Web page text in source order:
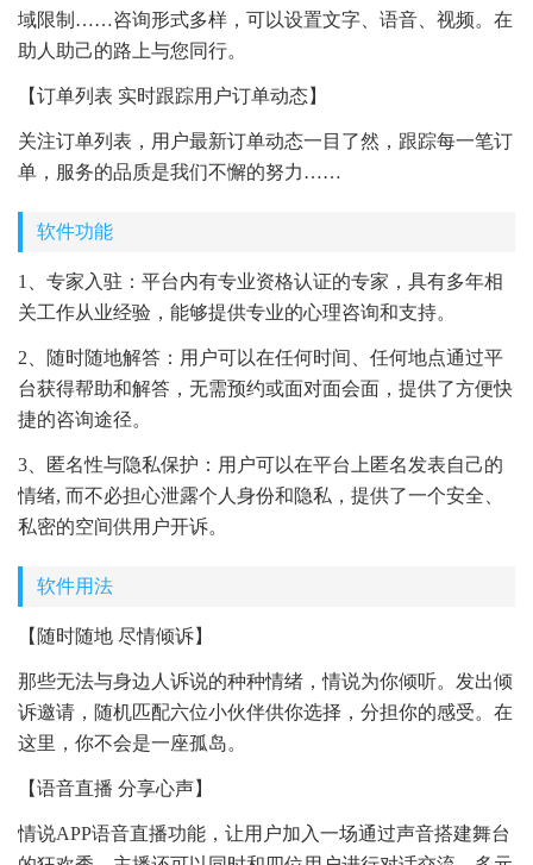
域限制……咨询形式多样，可以设置文字、语音、视频。在
助人助己的路上与您同行。
【订单列表 实时跟踪用户订单动态】
关注订单列表，用户最新订单动态一目了然，跟踪每一笔订
单，服务的品质是我们不懈的努力……
软件功能
1、专家入驻：平台内有专业资格认证的专家，具有多年相
关工作从业经验，能够提供专业的心理咨询和支持。
2、随时随地解答：用户可以在任何时间、任何地点通过平
台获得帮助和解答，无需预约或面对面会面，提供了方便快
捷的咨询途径。
3、匿名性与隐私保护：用户可以在平台上匿名发表自己的
情绪, 而不必担心泄露个人身份和隐私，提供了一个安全、
私密的空间供用户开诉。
软件用法
【随时随地 尽情倾诉】
那些无法与身边人诉说的种种情绪，情说为你倾听。发出倾
诉邀请，随机匹配六位小伙伴供你选择，分担你的感受。在
这里，你不会是一座孤岛。
【语音直播 分享心声】
情说APP语音直播功能，让用户加入一场通过声音搭建舞台